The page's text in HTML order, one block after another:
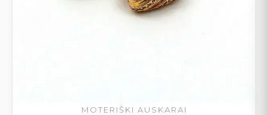
MOTERIŠKI AUSKARAI